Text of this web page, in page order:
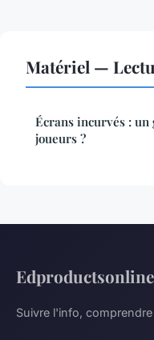
Matériel —
Écrans incurvés : un
joueurs ?
Edproductsonline
Suivre l'info,